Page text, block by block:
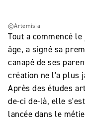
Tout a commencé
âge, a signé sa
canapé de ses
création ne l'a plus
Après des études
de-ci de-là, elle
lancée dans le
©Artemisia